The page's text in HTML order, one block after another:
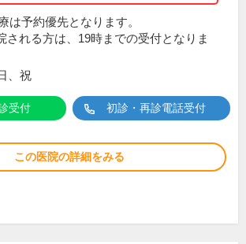
は予約優先となります。
される方は、19時までの受付となりま
、祝
受付 初診・再診電話受付
この医院の詳細をみる